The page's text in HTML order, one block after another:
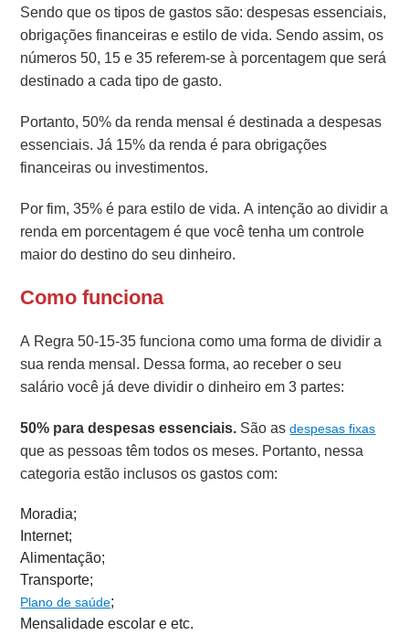
Sendo que os tipos de gastos são: despesas essenciais,
obrigações financeiras e estilo de vida. Sendo assim, os
números 50, 15 e 35 referem-se à porcentagem que será
destinado a cada tipo de gasto.
Portanto, 50% da renda mensal é destinada a despesas
essenciais. Já 15% da renda é para obrigações
financeiras ou investimentos.
Por fim, 35% é para estilo de vida. A intenção ao dividir a
renda em porcentagem é que você tenha um controle
maior do destino do seu dinheiro.
Como funciona
A Regra 50-15-35 funciona como uma forma de dividir a
sua renda mensal. Dessa forma, ao receber o seu
salário você já deve dividir o dinheiro em 3 partes:
50% para despesas essenciais. São asdespesas fixas
que as pessoas têm todos os meses. Portanto, nessa
categoria estão inclusos os gastos com:
Moradia;
Internet;
Alimentação;
Transporte;
Plano de saúde;
Mensalidade escolar e etc.